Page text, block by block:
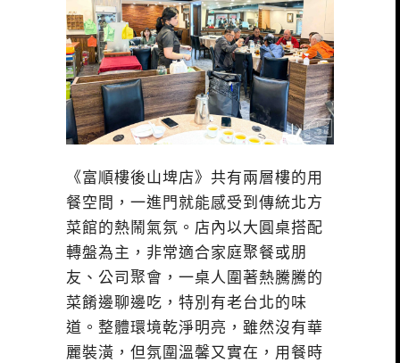
《富順樓後山埤店》共有兩層樓的用
餐空間，一進門就能感受到傳統北方
菜館的熱鬧氣氛。店內以大圓桌搭配
轉盤為主，非常適合家庭聚餐或朋
友、公司聚會，一桌人圍著熱騰騰的
菜餚邊聊邊吃，特別有老台北的味
道。整體環境乾淨明亮，雖然沒有華
麗裝潢，但氛圍溫馨又實在，用餐時